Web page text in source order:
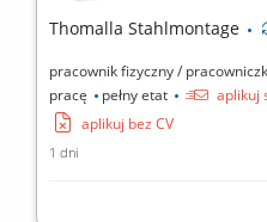
z...
Thomalla Stahlmontage
pracownik fizyczny /
pracę
pełny etat
aplikuj
aplikuj bez CV
1 dni